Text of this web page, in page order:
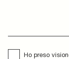
Ho preso